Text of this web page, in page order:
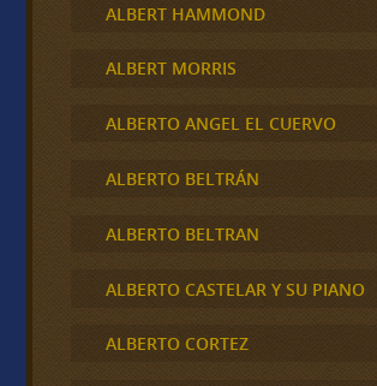
ALBERT HAMMOND
ALBERT MORRIS
ALBERTO ANGEL EL CUERVO
ALBERTO BELTRÁN
ALBERTO BELTRAN
ALBERTO CASTELAR Y SU PIANO
ALBERTO CORTEZ